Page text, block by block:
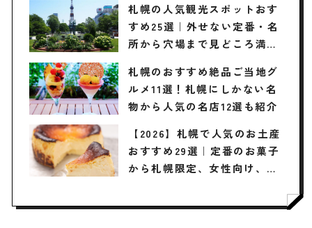
札幌の人気観光スポットおす
すめ25選｜外せない定番・名
所から穴場まで見どころ満載
札幌のおすすめ絶品ご当地グ
ルメ11選！札幌にしかない名
物から人気の名店12選も紹介
【2026】札幌で人気のお土産
おすすめ29選｜定番のお菓子
から札幌限定、女性向け、ば